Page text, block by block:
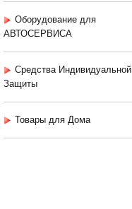
Оборудование для
АВТОСЕРВИСА
Средства Индивидуальной
Защиты
Товары для Дома